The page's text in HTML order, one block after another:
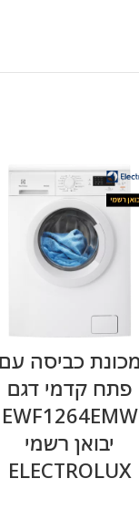
כביסה עם
פתח קדמי דגם
EWF1264EMW
יבואן רשמי
ELECTROLUX